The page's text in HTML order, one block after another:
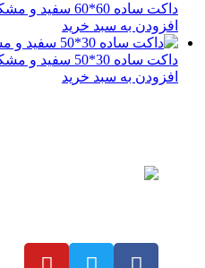
داکت ساده 60*60 سفید و مشکی
افزودن به سبد خرید
داکت ساده 30*50 سفید و مشکی
افزودن به سبد خرید